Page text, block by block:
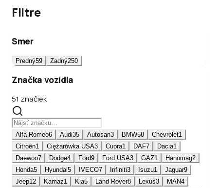
Filtre
Smer
Predný59 Zadný250
Značka vozidla
51 značiek
Alfa Romeo6 Audi35 Autosan3 BMW58 Chevrolet1
Citroën1 Ciężarówka USA3 Cupra1 DAF7 Dacia1
Daewoo7 Dodge4 Ford9 Ford USA3 GAZ1 Hanomag2
Honda5 Hyundai5 IVECO7 Infiniti3 Isuzu1 Jaguar9
Jeep12 Kamaz1 Kia5 Land Rover8 Lexus3 MAN4